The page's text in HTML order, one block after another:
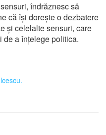
îndrăznesc să
că își dorește o dezbatere
și celelalte sensuri, care
de a înțelege politica.